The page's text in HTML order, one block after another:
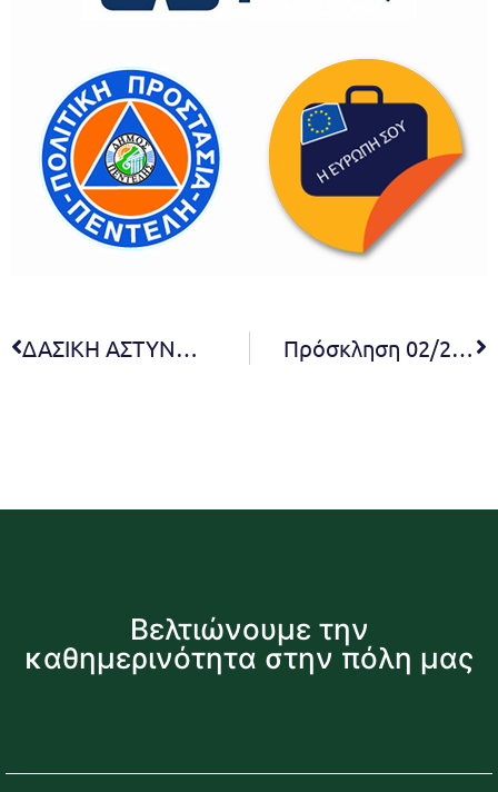
ΔΑΣΙΚΗ ΑΣΤΥΝΟΜΙΚΗ ΡΥΘΜΙΣΤΙΚΗ ΑΠΑΓΟΡΕΥΤΙΚΗ ΔΙΑΤΑΞΗ ΕΚΓΥΜΝΑΣΗΣ ΚΥΝΗΓΕΤΙΚΩΝ ΣΚΥΛΩΝ ΣΤΙΣ ΖΩΝΕΣ ΕΚΓΥΜΝΑΣΗΣ ΚΥΝΗΓΕΤΙΚΩΝ ΣΚΥΛΩΝ ΔΑΣΑΡΧΕΙΟΥ ΠΕΝΤΕΛΗΣ Πρόσκληση 02/2025 ειδικής συνεδρίασης λογοδοσίας της Δημοτικής Αρχής
Βελτιώνουμε την
καθημερινότητα στην πόλη μας